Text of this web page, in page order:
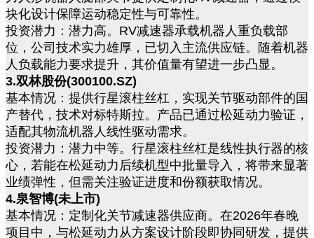
块化设计保障运动稳定性与可靠性。
投资潜力：潜力高。RV减速器承载机器人重负载部
位，公司技术实力雄厚，已切入主流供应链。随着机器
人负载能力要求提升，其价值量有望进一步凸显。
3.双林股份(300100.SZ)
基本情况：提供行星滚柱丝杠，实现关节驱动部件的国
产替代，技术对标特斯拉。产品已通过松延动力验证，
适配其物流机器人线性驱动需求。
投资潜力：潜力中等。行星滚柱丝杠是线性执行器的核
心，若能在松延动力后续机型中批量导入，将带来显著
业绩弹性，但需关注验证进度和份额获取情况。
4.泉智博(未上市)
基本情况：定制化关节减速器供应商。在2026年春晚
项目中，与松延动力从方案设计阶段即协同研发，提供